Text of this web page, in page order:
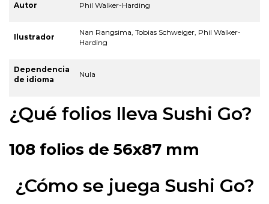
Autor Phil Walker-Harding
Ilustrador
Nan Rangsima, Tobias Schweiger, Phil Walker-
Harding
Dependencia
de idioma
Nula
¿Qué folios lleva Sushi Go?
108 folios de 56x87 mm
¿Cómo se juega Sushi Go?